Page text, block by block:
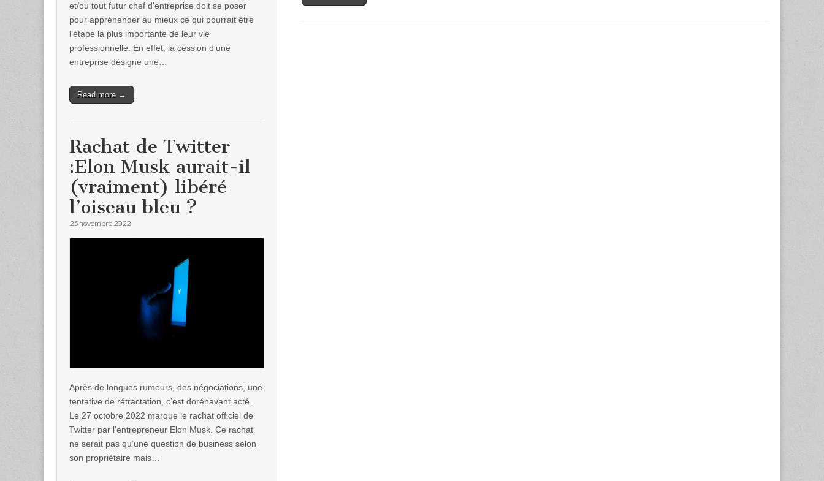
et/ou tout futur chef d’entreprise doit se poser
pour appréhender au mieux ce qui pourrait être
l’étape la plus importante de leur vie
professionnelle. En effet, la cession d’une
entreprise désigne une…
Read more →
Rachat de Twitter
:Elon Musk aurait-il
(vraiment) libéré
l’oiseau bleu ?
25 novembre 2022
Après de longues rumeurs, des négociations, une
tentative de rétractation, c’est dorénavant acté.
Le 27 octobre 2022 marque le rachat officiel de
Twitter par l’entrepreneur Elon Musk. Ce rachat
ne serait pas qu’une question de business selon
son propriétaire mais…